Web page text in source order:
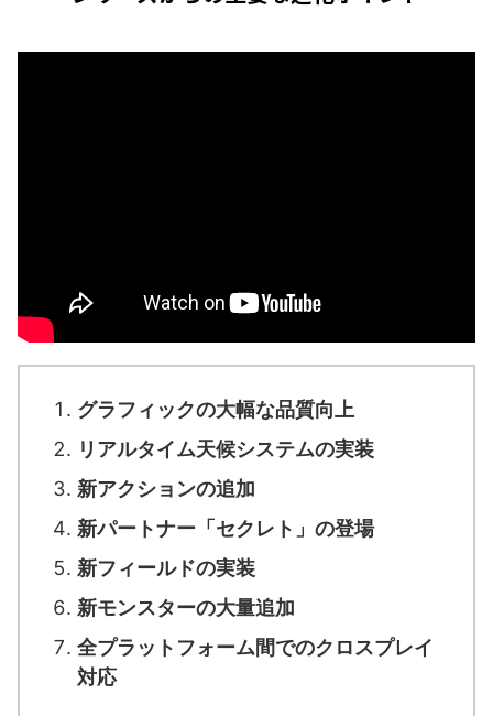
グラフィックの大幅な品質向上
リアルタイム天候システムの実装
新アクションの追加
新パートナー「セクレト」の登場
新フィールドの実装
新モンスターの大量追加
全プラットフォーム間でのクロスプレイ
対応